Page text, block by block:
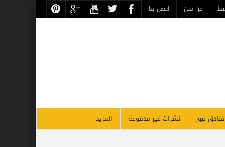
من نحن اتصل بنا
فنادق نيوز نشرات غير مدفوعة
المزيد